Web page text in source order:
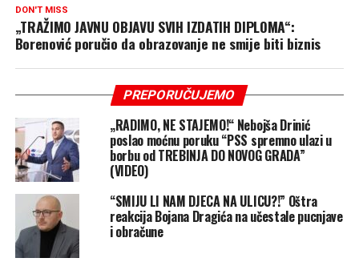
DON'T MISS
„TRAŽIMO JAVNU OBJAVU SVIH IZDATIH DIPLOMA“:
Borenović poručio da obrazovanje ne smije biti biznis
PREPORUČUJEMO
„RADIMO, NE STAJEMO!“ Nebojša Drinić
poslao moćnu poruku “PSS spremno ulazi u
borbu od TREBINJA DO NOVOG GRADA”
(VIDEO)
“SMIJU LI NAM DJECA NA ULICU?!” Oštra
reakcija Bojana Dragića na učestale pucnjave
i obračune